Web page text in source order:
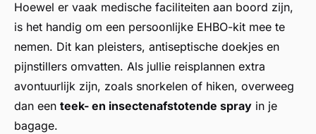
Hoewel er vaak medische faciliteiten aan boord zijn,
is het handig om een persoonlijke EHBO-kit mee te
nemen. Dit kan pleisters, antiseptische doekjes en
pijnstillers omvatten. Als jullie reisplannen extra
avontuurlijk zijn, zoals snorkelen of hiken, overweeg
dan een teek- en insectenafstotende spray in je
bagage.